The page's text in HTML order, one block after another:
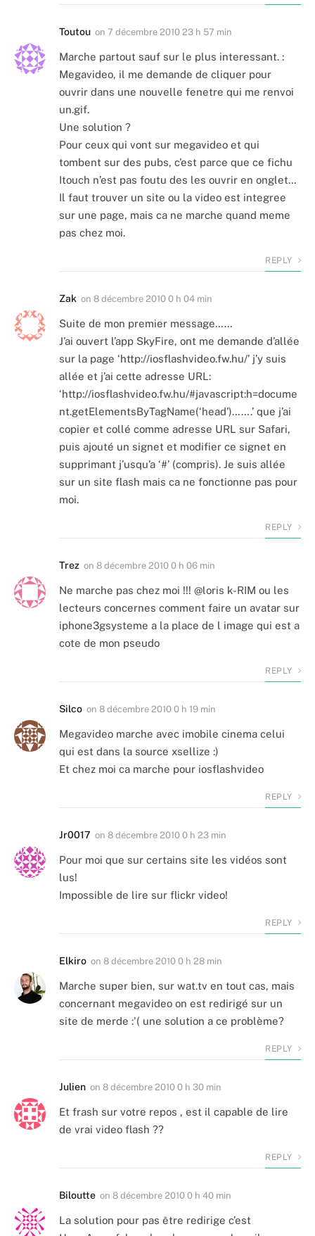
Toutou on 7 décembre 2010 23 h 57 min
Marche partout sauf sur le plus interessant. :
Megavideo, il me demande de cliquer pour
ouvrir dans une nouvelle fenetre qui me renvoi
un.gif.
Une solution ?
Pour ceux qui vont sur megavideo et qui
tombent sur des pubs, c’est parce que ce fichu
Itouch n’est pas foutu des les ouvrir en onglet…
Il faut trouver un site ou la video est integree
sur une page, mais ca ne marche quand meme
pas chez moi.
REPLY
Zak on 8 décembre 2010 0 h 04 min
Suite de mon premier message……
J’ai ouvert l’app SkyFire, ont me demande d’allée
sur la page ‘http://iosflashvideo.fw.hu/’ j’y suis
allée et j’ai cette adresse URL:
‘http://iosflashvideo.fw.hu/#javascript:h=docume
nt.getElementsByTagName(‘head’)…….’ que j’ai
copier et collé comme adresse URL sur Safari,
puis ajouté un signet et modifier ce signet en
supprimant j’usqu’a ‘#’ (compris). Je suis allée
sur un site flash mais ca ne fonctionne pas pour
moi.
REPLY
Trez on 8 décembre 2010 0 h 06 min
Ne marche pas chez moi !!! @loris k-RIM ou les
lecteurs concernes comment faire un avatar sur
iphone3gsysteme a la place de l image qui est a
cote de mon pseudo
REPLY
Silco on 8 décembre 2010 0 h 19 min
Megavideo marche avec imobile cinema celui
qui est dans la source xsellize :)
Et chez moi ca marche pour iosflashvideo
REPLY
Jr0017 on 8 décembre 2010 0 h 23 min
Pour moi que sur certains site les vidéos sont
lus!
Impossible de lire sur flickr video!
REPLY
Elkiro on 8 décembre 2010 0 h 28 min
Marche super bien, sur wat.tv en tout cas, mais
concernant megavideo on est redirigé sur un
site de merde :'( une solution a ce problème?
REPLY
Julien on 8 décembre 2010 0 h 30 min
Et frash sur votre repos , est il capable de lire
de vrai video flash ??
REPLY
Biloutte on 8 décembre 2010 0 h 40 min
La solution pour pas être redirige c’est